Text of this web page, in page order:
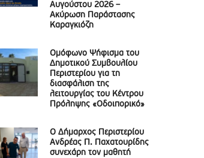
Αυγούστου 2026 –
Ακύρωση Παράστασης
Καραγκιόζη
Ομόφωνο Ψήφισμα του
Δημοτικού Συμβουλίου
Περιστερίου για τη
διασφάλιση της
λειτουργίας του Κέντρου
Πρόληψης «Οδοιπορικό»
Ο Δήμαρχος Περιστερίου
Ανδρέας Π. Παχατουρίδης
συνεχάρη τον μαθητή